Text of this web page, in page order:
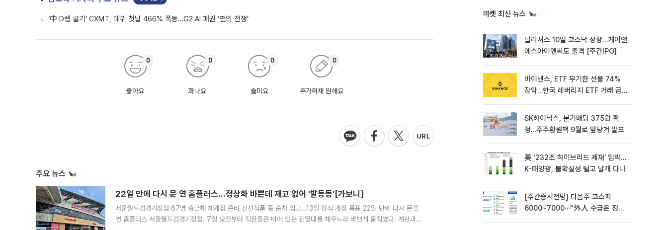
‘中 D램 굴기’ CXMT, 데뷔 첫날 466% 폭등…G2 AI 패권 ‘쩐의 전쟁’
좋아요
0
화나요
0
슬퍼요
0
추가취재 원해요
0
주요 뉴스
22일 만에 다시 문 연 홈플러스…정상화 바쁜데 재고 없어 ‘발동동’[가보니]
서울월드컵경기장점 67명 출근해 재개점 준비 신선식품 등 순차 입고…13일 정식 개장 목표 22일 만에 다시 문을
연 홈플러스 서울월드컵경기장점. 7일 오전부터 직원들은 비어 있는 진열대를 채우느라 바쁘게 움직였다. 계란과
마켓 최신 뉴스
딜리셔스 10일 코스닥 상장…케이앤
에스아이앤씨도 출격 [주간IPO]
바이낸스, ETF 무기한 선물 74%
장악…한국 레버리지 ETF 거래 급
SK하이닉스, 분기배당 375원 확
정…주주환원책 9월로 앞당겨 발표
美 ‘232조 하이브리드 제재’ 임박…
K-태양광, 불확실성 털고 날개 다나
[주간증시전망] 다음주 코스피
6000~7000⋯“外人 수급은 정책